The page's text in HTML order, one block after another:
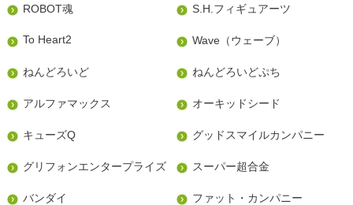
ROBOT魂
S.H.フィギュアーツ
To Heart2 Wave（ウェーブ）
ねんどろいど ねんどろいどぷち
アルファマックス オーキッドシード
キューズQ グッドスマイルカンパニー
グリフォンエンタープライズ スーパー超合金
バンダイ ファット・カンパニー